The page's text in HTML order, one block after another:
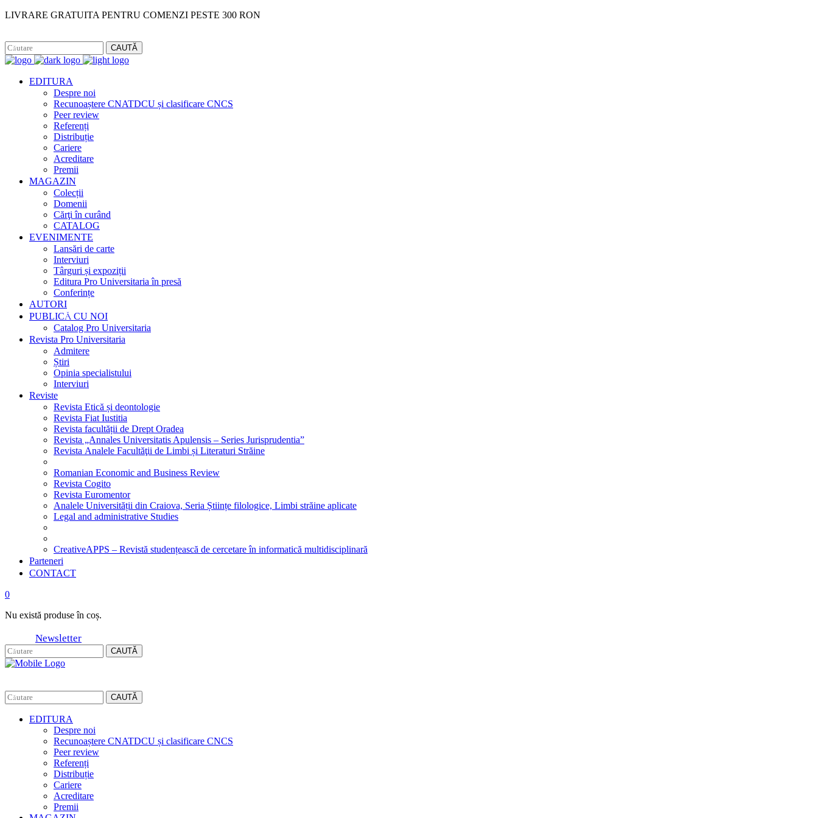
LIVRARE GRATUITA PENTRU COMENZI PESTE 300 RON
CAUTĂ
EDITURA
Despre noi
Recunoaștere CNATDCU și clasificare CNCS
Peer review
Referenți
Distribuție
Cariere
Acreditare
Premii
MAGAZIN
Colecții
Domenii
Cărţi în curând
CATALOG
EVENIMENTE
Lansări de carte
Interviuri
Târguri și expoziții
Editura Pro Universitaria în presă
Conferințe
AUTORI
PUBLICĂ CU NOI
Catalog Pro Universitaria
Revista Pro Universitaria
Admitere
Știri
Opinia specialistului
Interviuri
Reviste
Revista Etică și deontologie
Revista Fiat Iustitia
Revista facultății de Drept Oradea
Revista „Annales Universitatis Apulensis – Series Jurisprudentia”
Revista Analele Facultăţii de Limbi și Literaturi Străine
Romanian Economic and Business Review
Revista Cogito
Revista Euromentor
Analele Universității din Craiova, Seria Științe filologice, Limbi străine aplicate
Legal and administrative Studies
CreativeAPPS – Revistă studențească de cercetare în informatică multidisciplinară
Parteneri
CONTACT
0
Nu există produse în coș.
Newsletter
CAUTĂ
CAUTĂ
EDITURA
Despre noi
Recunoaștere CNATDCU și clasificare CNCS
Peer review
Referenți
Distribuție
Cariere
Acreditare
Premii